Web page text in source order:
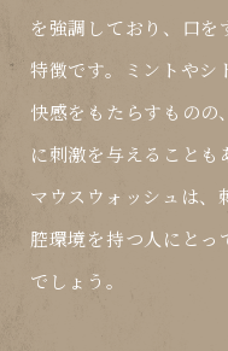
を強調しており、口
特徴です。ミントやシ
快感をもたらすものの
に刺激を与えることも
マウスウォッシュは、
腔環境を持つ人にとっ
でしょう。